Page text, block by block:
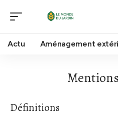
Actu Aménagement
Définitions